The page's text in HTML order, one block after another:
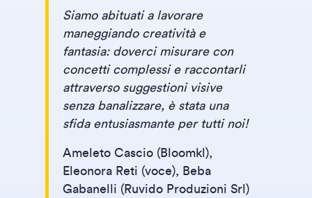
Siamo abituati a lavorare
maneggiando creatività e
fantasia: doverci misurare con
concetti complessi e raccontarli
attraverso suggestioni visive
senza banalizzare, è stata una
sfida entusiasmante per tutti noi!
Ameleto Cascio (Bloomkl),
Eleonora Reti (voce), Beba
Gabanelli (Ruvido Produzioni Srl)